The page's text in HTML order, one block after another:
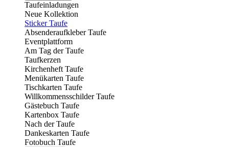
Taufeinladungen
Neue Kollektion
Sticker Taufe
Absenderaufkleber Taufe
Eventplattform
Am Tag der Taufe
Taufkerzen
Kirchenheft Taufe
Menükarten Taufe
Tischkarten Taufe
Willkommensschilder Taufe
Gästebuch Taufe
Kartenbox Taufe
Nach der Taufe
Dankeskarten Taufe
Fotobuch Taufe